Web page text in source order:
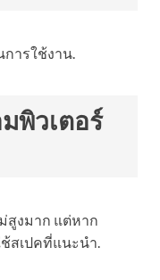
ารใช้งาน.
พิวเตอร์
สูงมาก แต่หาก
สเปคที่แนะนำ.